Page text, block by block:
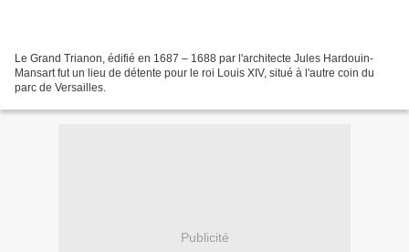
Le Grand Trianon, édifié en 1687 – 1688 par l'architecte Jules Hardouin-
Mansart fut un lieu de détente pour le roi Louis XIV, situé à l'autre coin du
parc de Versailles.
Publicité